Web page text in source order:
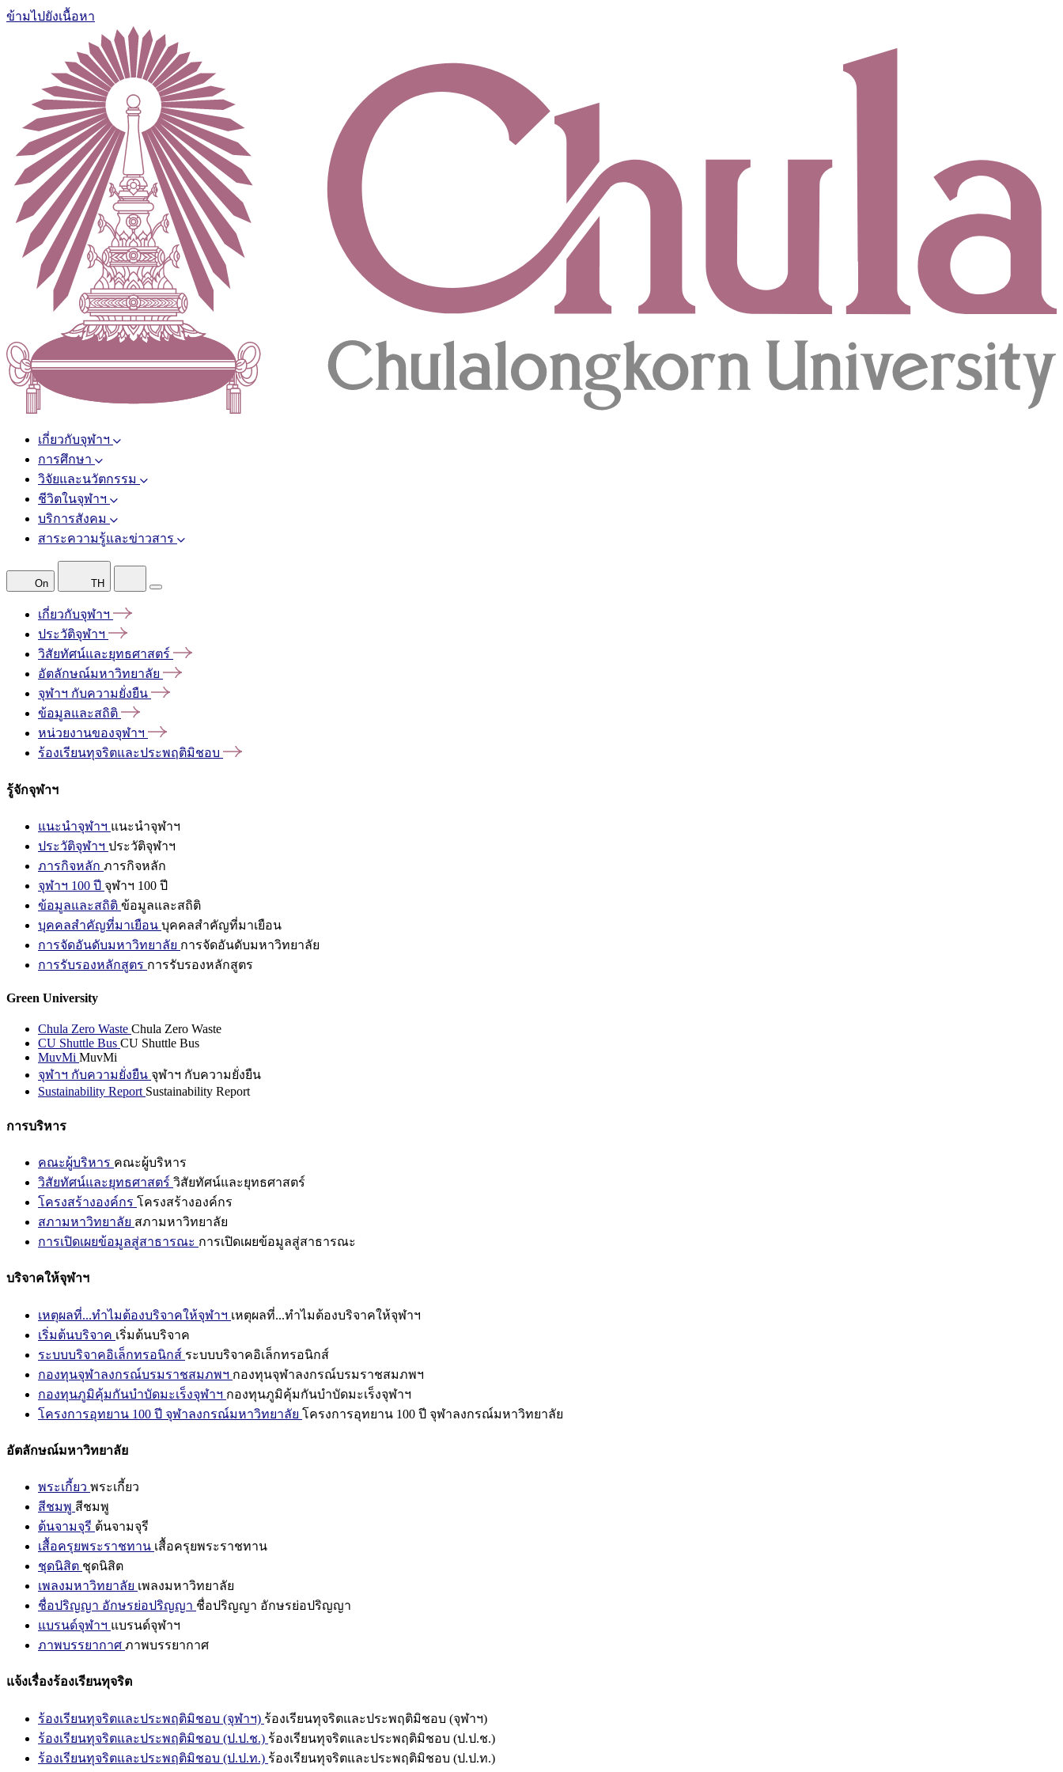
ข้ามไปยังเนื้อหา
เกี่ยวกับจุฬาฯ
การศึกษา
วิจัยและนวัตกรรม
ชีวิตในจุฬาฯ
บริการสังคม
สาระความรู้และข่าวสาร
On TH
เกี่ยวกับจุฬาฯ
ประวัติจุฬาฯ
วิสัยทัศน์และยุทธศาสตร์
อัตลักษณ์มหาวิทยาลัย
จุฬาฯ กับความยั่งยืน
ข้อมูลและสถิติ
หน่วยงานของจุฬาฯ
ร้องเรียนทุจริตและประพฤติมิชอบ
รู้จักจุฬาฯ
แนะนำจุฬาฯ แนะนำจุฬาฯ
ประวัติจุฬาฯ ประวัติจุฬาฯ
ภารกิจหลัก ภารกิจหลัก
จุฬาฯ 100 ปี จุฬาฯ 100 ปี
ข้อมูลและสถิติ ข้อมูลและสถิติ
บุคคลสำคัญที่มาเยือน บุคคลสำคัญที่มาเยือน
การจัดอันดับมหาวิทยาลัย การจัดอันดับมหาวิทยาลัย
การรับรองหลักสูตร การรับรองหลักสูตร
Green University
Chula Zero Waste Chula Zero Waste
CU Shuttle Bus CU Shuttle Bus
MuvMi MuvMi
จุฬาฯ กับความยั่งยืน จุฬาฯ กับความยั่งยืน
Sustainability Report Sustainability Report
การบริหาร
คณะผู้บริหาร คณะผู้บริหาร
วิสัยทัศน์และยุทธศาสตร์ วิสัยทัศน์และยุทธศาสตร์
โครงสร้างองค์กร โครงสร้างองค์กร
สภามหาวิทยาลัย สภามหาวิทยาลัย
การเปิดเผยข้อมูลสู่สาธารณะ การเปิดเผยข้อมูลสู่สาธารณะ
บริจาคให้จุฬาฯ
เหตุผลที่...ทำไมต้องบริจาคให้จุฬาฯ เหตุผลที่...ทำไมต้องบริจาคให้จุฬาฯ
เริ่มต้นบริจาค เริ่มต้นบริจาค
ระบบบริจาคอิเล็กทรอนิกส์ ระบบบริจาคอิเล็กทรอนิกส์
กองทุนจุฬาลงกรณ์บรมราชสมภพฯ กองทุนจุฬาลงกรณ์บรมราชสมภพฯ
กองทุนภูมิคุ้มกันบำบัดมะเร็งจุฬาฯ กองทุนภูมิคุ้มกันบำบัดมะเร็งจุฬาฯ
โครงการอุทยาน 100 ปี จุฬาลงกรณ์มหาวิทยาลัย โครงการอุทยาน 100 ปี จุฬาลงกรณ์มหาวิทยาลัย
อัตลักษณ์มหาวิทยาลัย
พระเกี้ยว พระเกี้ยว
สีชมพู สีชมพู
ต้นจามจุรี ต้นจามจุรี
เสื้อครุยพระราชทาน เสื้อครุยพระราชทาน
ชุดนิสิต ชุดนิสิต
เพลงมหาวิทยาลัย เพลงมหาวิทยาลัย
ชื่อปริญญา อักษรย่อปริญญา ชื่อปริญญา อักษรย่อปริญญา
แบรนด์จุฬาฯ แบรนด์จุฬาฯ
ภาพบรรยากาศ ภาพบรรยากาศ
แจ้งเรื่องร้องเรียนทุจริต
ร้องเรียนทุจริตและประพฤติมิชอบ (จุฬาฯ) ร้องเรียนทุจริตและประพฤติมิชอบ (จุฬาฯ)
ร้องเรียนทุจริตและประพฤติมิชอบ (ป.ป.ช.) ร้องเรียนทุจริตและประพฤติมิชอบ (ป.ป.ช.)
ร้องเรียนทุจริตและประพฤติมิชอบ (ป.ป.ท.) ร้องเรียนทุจริตและประพฤติมิชอบ (ป.ป.ท.)